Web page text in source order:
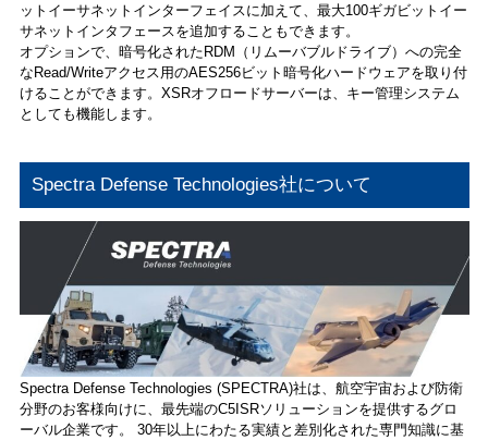
ットイーサネットインターフェイスに加えて、最大100ギガビットイー
サネットインタフェースを追加することもできます。
オプションで、暗号化されたRDM（リムーバブルドライブ）への完全
なRead/Writeアクセス用のAES256ビット暗号化ハードウェアを取り付
けることができます。XSRオフロードサーバーは、キー管理システム
としても機能します。
Spectra Defense Technologies社について
Spectra Defense Technologies (SPECTRA)社は、航空宇宙および防衛
分野のお客様向けに、最先端のC5ISRソリューションを提供するグロ
ーバル企業です。 30年以上にわたる実績と差別化された専門知識に基